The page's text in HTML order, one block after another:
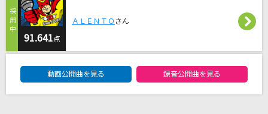
忘れらんねえよ
3月9日
雨とカプチーノ
ヨルシカ
91.641 点
ＡＬＥＮＴＯさん
動画公開曲を見る 録音公開曲を見る